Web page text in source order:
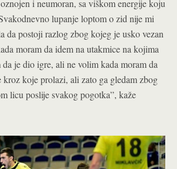
i neumoran, sa viškom energije koju
lupanje loptom o zid nije mi
da postoji razlog zbog kojeg je usko vezan
moram da idem na utakmice na kojima
je dio igre, ali ne volim kada moram da
koje prolazi, ali zato ga gledam zbog
licu poslije svakog pogotka”, kaže